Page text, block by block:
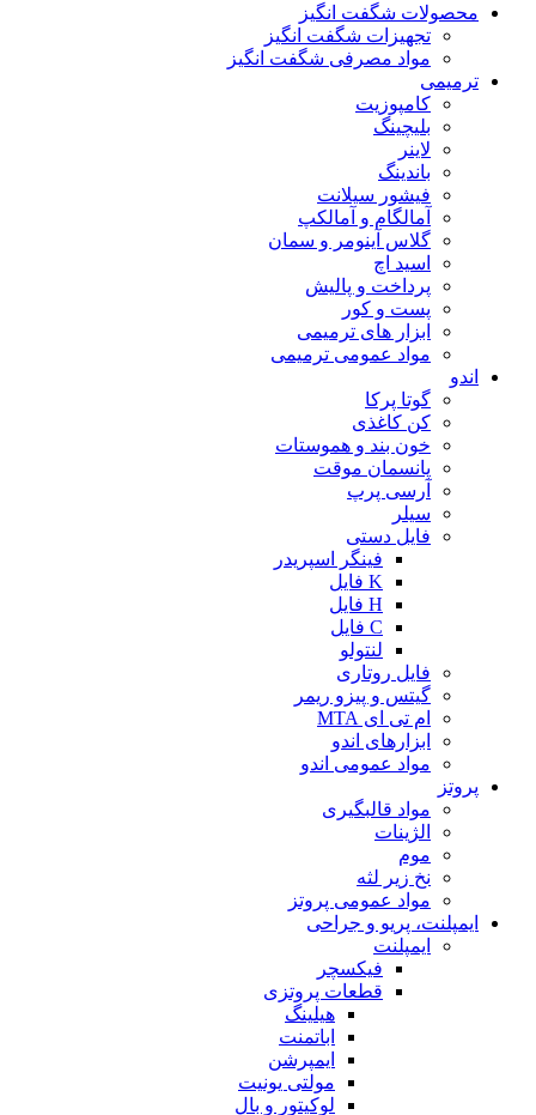
محصولات شگفت انگیز
تجهیزات شگفت انگیز
مواد مصرفی شگفت انگیز
ترمیمی
کامپوزیت
بلیچینگ
لاینر
باندینگ
فیشور سیلانت
آمالگام و آمالکپ
گلاس آینومر و سمان
اسید اچ
پرداخت و پالیش
پست و کور
ابزار های ترمیمی
مواد عمومی ترمیمی
اندو
گوتا پرکا
کن کاغذی
خون بند و هموستات
پانسمان موقت
آرسی پرپ
سیلر
فایل دستی
فینگر اسپریدر
K فایل
H فایل
C فایل
لنتولو
فایل روتاری
گیتس و پیزو ریمر
ام تی ای MTA
ابزارهای اندو
مواد عمومی اندو
پروتز
مواد قالبگیری
الژینات
موم
نخ زیر لثه
مواد عمومی پروتز
ایمپلنت، پریو و جراحی
ایمپلنت
فیکسچر
قطعات پروتزی
هیلینگ
اباتمنت
ایمپرشن
مولتی یونیت
لوکیتور و بال